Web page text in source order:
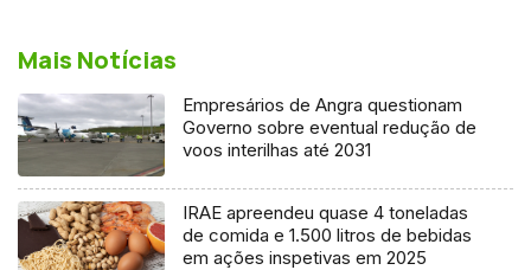
Mais Notícias
Empresários de Angra questionam
Governo sobre eventual redução de
voos interilhas até 2031
IRAE apreendeu quase 4 toneladas
de comida e 1.500 litros de bebidas
em ações inspetivas em 2025